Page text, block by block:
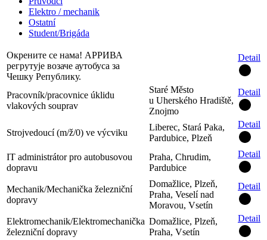
Elektro / mechanik
Ostatní
Student/Brigáda
Окрените се нама! АРРИВА
регрутује возаче аутобуса за
Чешку Републику.
Detail
Pracovník/pracovnice úklidu
vlakových souprav
Staré Město
u Uherského Hradiště,
Znojmo
Detail
Strojvedoucí (m/ž/0) ve výcviku
Liberec, Stará Paka,
Pardubice, Plzeň
Detail
IT administrátor pro autobusovou
dopravu
Praha, Chrudim,
Pardubice
Detail
Mechanik/Mechanička železniční
dopravy
Domažlice, Plzeň,
Praha, Veselí nad
Moravou, Vsetín
Detail
Elektromechanik/Elektromechanička
železniční dopravy
Domažlice, Plzeň,
Praha, Vsetín
Detail